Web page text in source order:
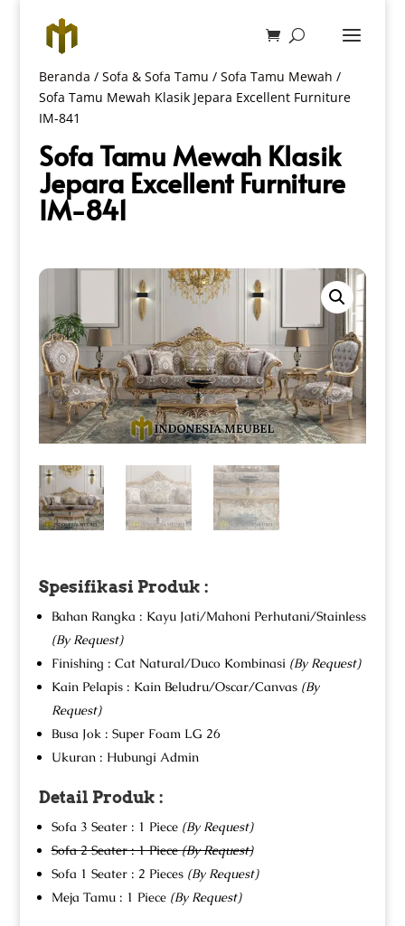
Beranda / Sofa & Sofa Tamu / Sofa Tamu Mewah /
Sofa Tamu Mewah Klasik Jepara Excellent Furniture
IM-841
Sofa Tamu Mewah Klasik
Jepara Excellent Furniture
IM-841
Spesifikasi Produk :
Bahan Rangka : Kayu Jati/Mahoni Perhutani/Stainless
(By Request)
Finishing : Cat Natural/Duco Kombinasi (By Request)
Kain Pelapis : Kain Beludru/Oscar/Canvas (By
Request)
Busa Jok : Super Foam LG 26
Ukuran : Hubungi Admin
Detail Produk :
Sofa 3 Seater : 1 Piece (By Request)
Sofa 2 Seater : 1 Piece(By Request)
Sofa 1 Seater : 2 Pieces (By Request)
Meja Tamu : 1 Piece (By Request)